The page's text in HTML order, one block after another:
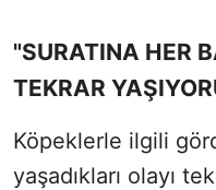
"SURATINA HER
TEKRAR
Köpeklerle ilgili
yaşadıkları olayı